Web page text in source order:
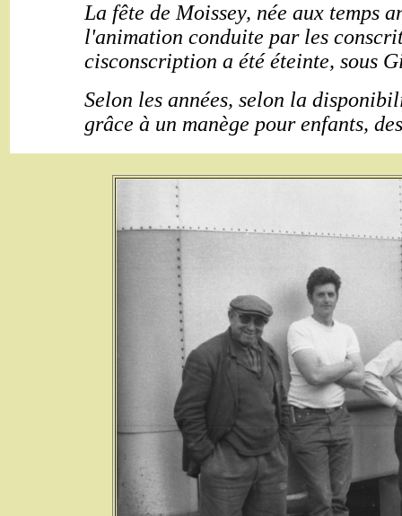
La fête de Moissey, née aux temps
l'animation conduite par les
cisconscription a été éteinte, sous
Selon les années, selon la
grâce à un manège pour enfants,